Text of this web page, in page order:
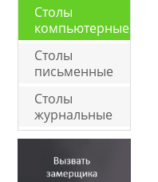
Столы
компьютерные
Столы
письменные
Столы
журнальные